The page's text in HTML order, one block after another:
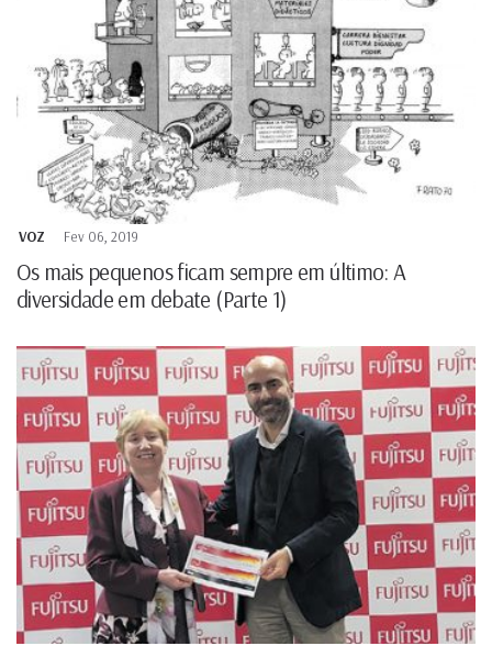
VOZ Fev 06, 2019
Os mais pequenos ficam sempre em último: A
diversidade em debate (Parte 1)